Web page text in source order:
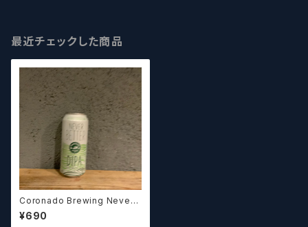
最近チェックした商品
Coronado Brewing Never
Better コロナド ネバーベタ
ー ダブルIPA【クラフトビール】
¥690